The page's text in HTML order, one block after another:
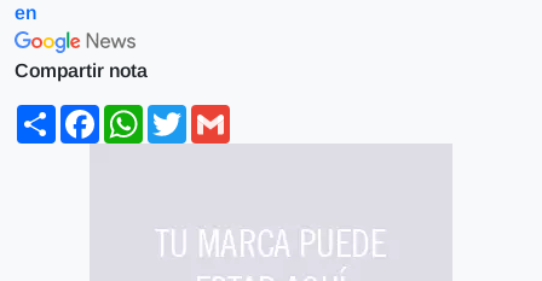
en
Compartir nota
ShareFacebookWhatsApp
Twitter